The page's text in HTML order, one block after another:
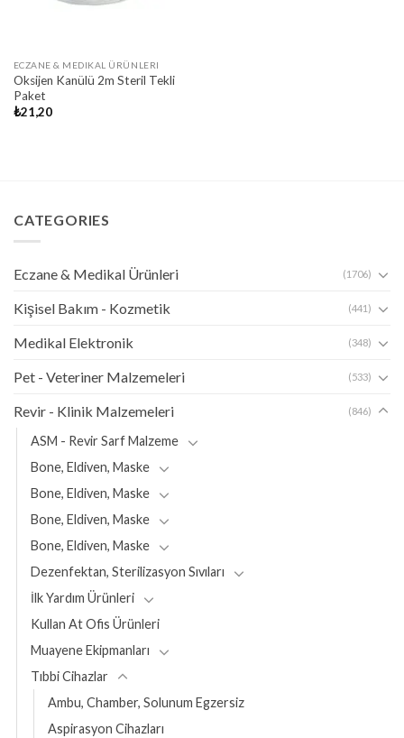
ECZANE & MEDIKAL ÜRÜNLERI
Oksijen Kanülü 2m Steril Tekli
Paket
₺21,20
CATEGORIES
Eczane & Medikal Ürünleri (1706)
Kişisel Bakım - Kozmetik (441)
Medikal Elektronik (348)
Pet - Veteriner Malzemeleri (533)
Revir - Klinik Malzemeleri (846)
ASM - Revir Sarf Malzeme
Bone, Eldiven, Maske
Bone, Eldiven, Maske
Bone, Eldiven, Maske
Bone, Eldiven, Maske
Dezenfektan, Sterilizasyon Sıvıları
İlk Yardım Ürünleri
Kullan At Ofis Ürünleri
Muayene Ekipmanları
Tıbbi Cihazlar
Ambu, Chamber, Solunum Egzersiz
Aspirasyon Cihazları